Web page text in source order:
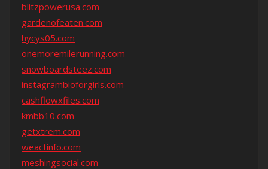
blitzpowerusa.com
gardenofeaten.com
hycys05.com
onemoremilerunning.com
snowboardsteez.com
instagrambioforgirls.com
cashflowxfiles.com
kmbb10.com
getxtrem.com
weactinfo.com
meshingsocial.com